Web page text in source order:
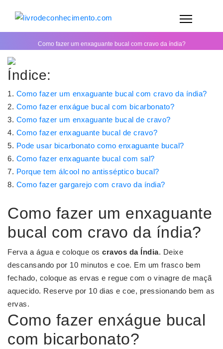
Como fazer um enxaguante bucal com cravo da índia?
Índice:
Como fazer um enxaguante bucal com cravo da índia?
Como fazer enxágue bucal com bicarbonato?
Como fazer um enxaguante bucal de cravo?
Como fazer enxaguante bucal de cravo?
Pode usar bicarbonato como enxaguante bucal?
Como fazer enxaguante bucal com sal?
Porque tem álcool no antisséptico bucal?
Como fazer gargarejo com cravo da índia?
Como fazer um enxaguante
bucal com cravo da índia?
Ferva a água e coloque os cravos da Índia. Deixe
descansando por 10 minutos e coe. Em um frasco bem
fechado, coloque as ervas e regue com o vinagre de maçã
aquecido. Reserve por 10 dias e coe, pressionando bem as
ervas.
Como fazer enxágue bucal
com bicarbonato?